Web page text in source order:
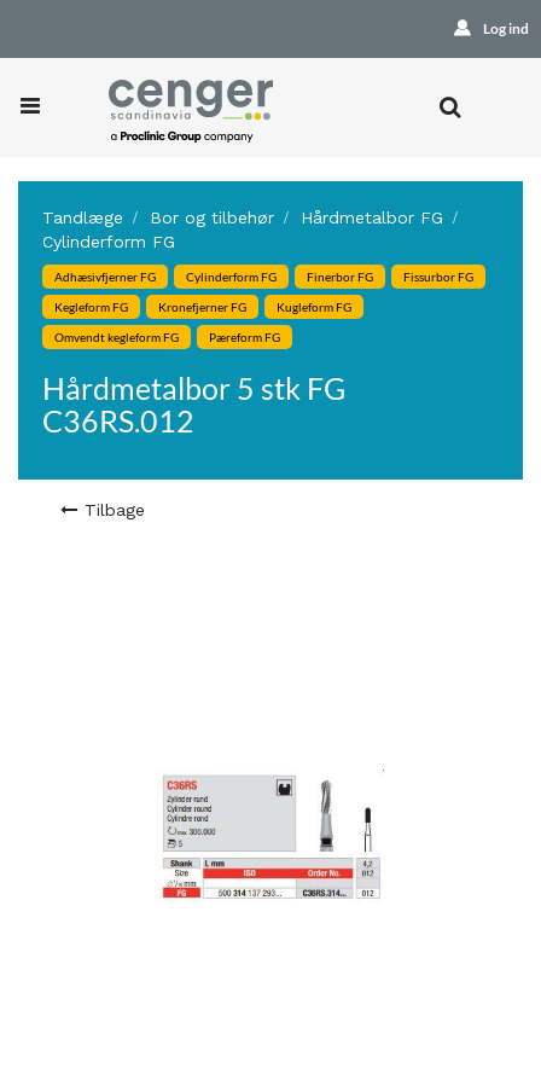
Log ind
Tandlæge Bor og tilbehør
Hårdmetalbor FG
Cylinderform FG
Adhæsivfjerner FG Cylinderform FG Finerbor FG Fissurbor FG
Kegleform FG Kronefjerner FG Kugleform FG
Omvendt kegleform FG Pæreform FG
Hårdmetalbor 5 stk FG
C36RS.012
Tilbage